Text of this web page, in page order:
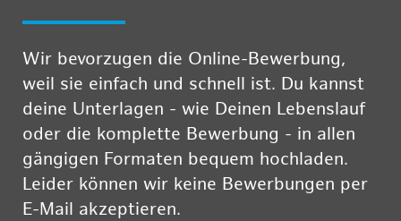
Wir bevorzugen die Online-Bewerbung,
weil sie einfach und schnell ist. Du kannst
deine Unterlagen - wie Deinen Lebenslauf
oder die komplette Bewerbung - in allen
gängigen Formaten bequem hochladen.
Leider können wir keine Bewerbungen per
E-Mail akzeptieren.